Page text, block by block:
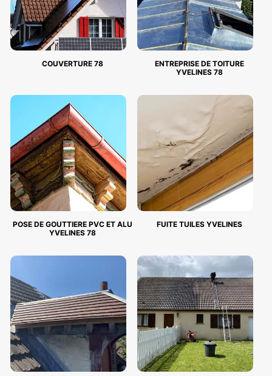
COUVERTURE 78
ENTREPRISE DE TOITURE
YVELINES 78
POSE DE GOUTTIERE PVC ET ALU
YVELINES 78
FUITE TUILES YVELINES